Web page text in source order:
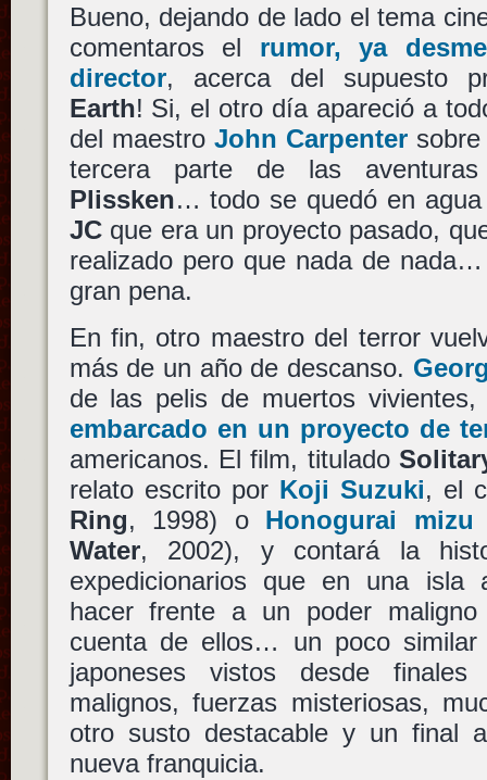
Bueno, dejando de lado el tema
comentaros el rumor, ya
director, acerca del supuesto
Earth! Si, el otro día apareció a
del maestro John Carpentersobre
tercera parte de las
Plissken… todo se quedó en
JCque era un proyecto pasado,
realizado pero que nada de
gran pena.
En fin, otro maestro del terror
más de un año de descanso.
de las pelis de muertos
embarcado en un proyecto de
americanos. El film, titulado
relato escrito por Koji Suzuki, el
Ring, 1998) o Honogurai
Water, 2002), y contará la
expedicionarios que en una isla
hacer frente a un poder
cuenta de ellos… un poco
japoneses vistos desde
malignos, fuerzas misteriosas,
otro susto destacable y un final
nueva franquicia.